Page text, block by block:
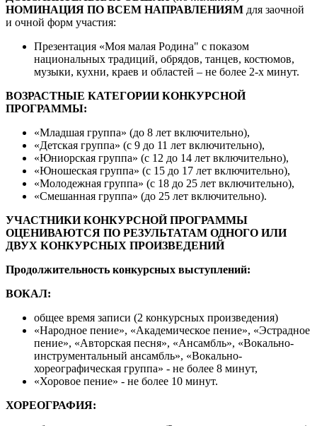
НОМИНАЦИЯ ПО ВСЕМ НАПРАВЛЕНИЯМ для заочной
и очной форм участия:
Презентация «Моя малая Родина" с показом
национальных традиций, обрядов, танцев, костюмов,
музыки, кухни, краев и областей – не более 2-х минут.
ВОЗРАСТНЫЕ КАТЕГОРИИ КОНКУРСНОЙ
ПРОГРАММЫ:
«Младшая группа» (до 8 лет включительно),
«Детская группа» (с 9 до 11 лет включительно),
«Юниорская группа» (с 12 до 14 лет включительно),
«Юношеская группа» (с 15 до 17 лет включительно),
«Молодежная группа» (с 18 до 25 лет включительно),
«Смешанная группа» (до 25 лет включительно).
УЧАСТНИКИ КОНКУРСНОЙ ПРОГРАММЫ
ОЦЕНИВАЮТСЯ ПО РЕЗУЛЬТАТАМ ОДНОГО ИЛИ
ДВУХ КОНКУРСНЫХ ПРОИЗВЕДЕНИЙ
Продолжительность конкурсных выступлений:
ВОКАЛ:
общее время записи (2 конкурсных произведения)
«Народное пение», «Академическое пение», «Эстрадное
пение», «Авторская песня», «Ансамбль», «Вокально-
инструментальный ансамбль», «Вокально-
хореографическая группа» - не более 8 минут,
«Хоровое пение» - не более 10 минут.
ХОРЕОГРАФИЯ: